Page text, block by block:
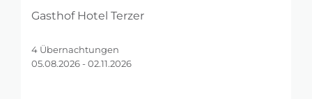
ZEITRAUM MÖCHTEST DU URLAUB
MACHEN?
Gasthof Hotel Terzer
4 Übernachtungen
05.08.2026 - 02.11.2026